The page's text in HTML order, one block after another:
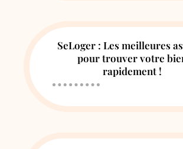
SeLoger : Les meilleures
pour trouver votre
rapidement !